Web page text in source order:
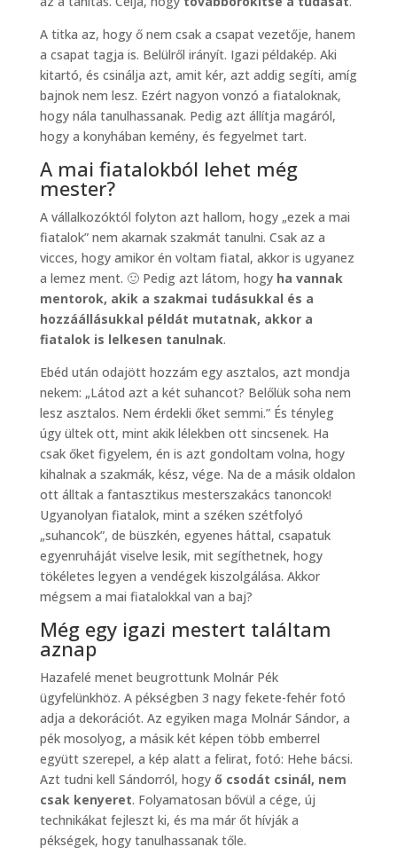
A titka az, hogy ő nem csak a csapat vezetője, hanem
a csapat tagja is. Belülről irányít. Igazi példakép. Aki
kitartó, és csinálja azt, amit kér, azt addig segíti, amíg
bajnok nem lesz. Ezért nagyon vonzó a fiataloknak,
hogy nála tanulhassanak. Pedig azt állítja magáról,
hogy a konyhában kemény, és fegyelmet tart.
A mai fiatalokból lehet még
mester?
A vállalkozóktól folyton azt hallom, hogy „ezek a mai
fiatalok” nem akarnak szakmát tanulni. Csak az a
vicces, hogy amikor én voltam fiatal, akkor is ugyanez
a lemez ment. 🙂 Pedig azt látom, hogy ha vannak
mentorok, akik a szakmai tudásukkal és a
hozzáállásukkal példát mutatnak, akkor a
fiatalok is lelkesen tanulnak.
Ebéd után odajött hozzám egy asztalos, azt mondja
nekem: „Látod azt a két suhancot? Belőlük soha nem
lesz asztalos. Nem érdekli őket semmi.” És tényleg
úgy ültek ott, mint akik lélekben ott sincsenek. Ha
csak őket figyelem, én is azt gondoltam volna, hogy
kihalnak a szakmák, kész, vége. Na de a másik oldalon
ott álltak a fantasztikus mesterszakács tanoncok!
Ugyanolyan fiatalok, mint a széken szétfolyó
„suhancok”, de büszkén, egyenes háttal, csapatuk
egyenruháját viselve lesik, mit segíthetnek, hogy
tökéletes legyen a vendégek kiszolgálása. Akkor
mégsem a mai fiatalokkal van a baj?
Még egy igazi mestert találtam
aznap
Hazafelé menet beugrottunk Molnár Pék
ügyfelünkhöz. A pékségben 3 nagy fekete-fehér fotó
adja a dekorációt. Az egyiken maga Molnár Sándor, a
pék mosolyog, a másik két képen több emberrel
együtt szerepel, a kép alatt a felirat, fotó: Hehe bácsi.
Azt tudni kell Sándorról, hogyő csodát csinál, nem
csak kenyeret. Folyamatosan bővül a cége, új
technikákat fejleszt ki, és ma már őt hívják a
pékségek, hogy tanulhassanak tőle.